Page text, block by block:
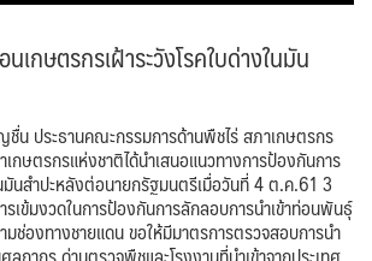
เกษตรกรเฝ้าระวังโรคใบด่างในมัน
ระธานคณะกรรมการด้านพืชไร่ สภาเกษตรกร
กษตรกรแห่งชาติได้นำเสนอแนวทางการป้องกันการ
นมันสำปะหลังต่อนายกรัฐมนตรีเมื่อวันที่ 4 ต.ค.61 3
เข้มงวดในการป้องกันการลักลอบการนำเข้าท่อนพันธุ์
มช่องทางชายแดน ขอให้มีมาตรการตรวจสอบการนำ